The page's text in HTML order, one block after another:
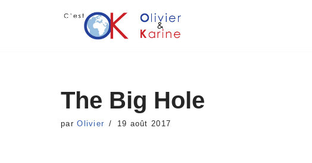
The Big Hole
parOlivier 19 août 2017